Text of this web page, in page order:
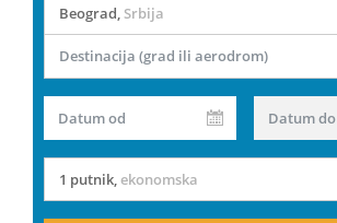
Beograd Srbija
Destinacija (grad ili aerodrom)
Datum od Datum do
1 putnik ekonomska